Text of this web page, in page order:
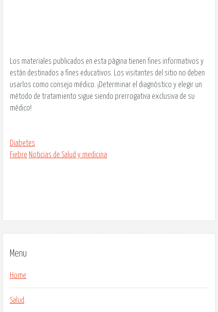
Los materiales publicados en esta página tienen fines informativos y
están destinados a fines educativos. Los visitantes del sitio no deben
usarlos como consejo médico. ¡Determinar el diagnóstico y elegir un
método de tratamiento sigue siendo prerrogativa exclusiva de su
médico!
Diabetes
Fiebre Noticias de Salud y medicina
Menu
Home
Salud